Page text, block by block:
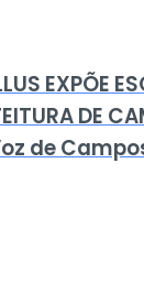
EXPÕE
DE
de